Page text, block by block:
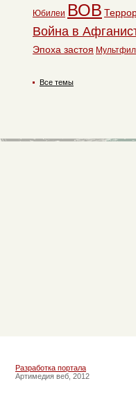
Юбилеи ВОВ
Война в
Эпоха застоя
Все темы
Разработка портала
Артимедия веб, 2012